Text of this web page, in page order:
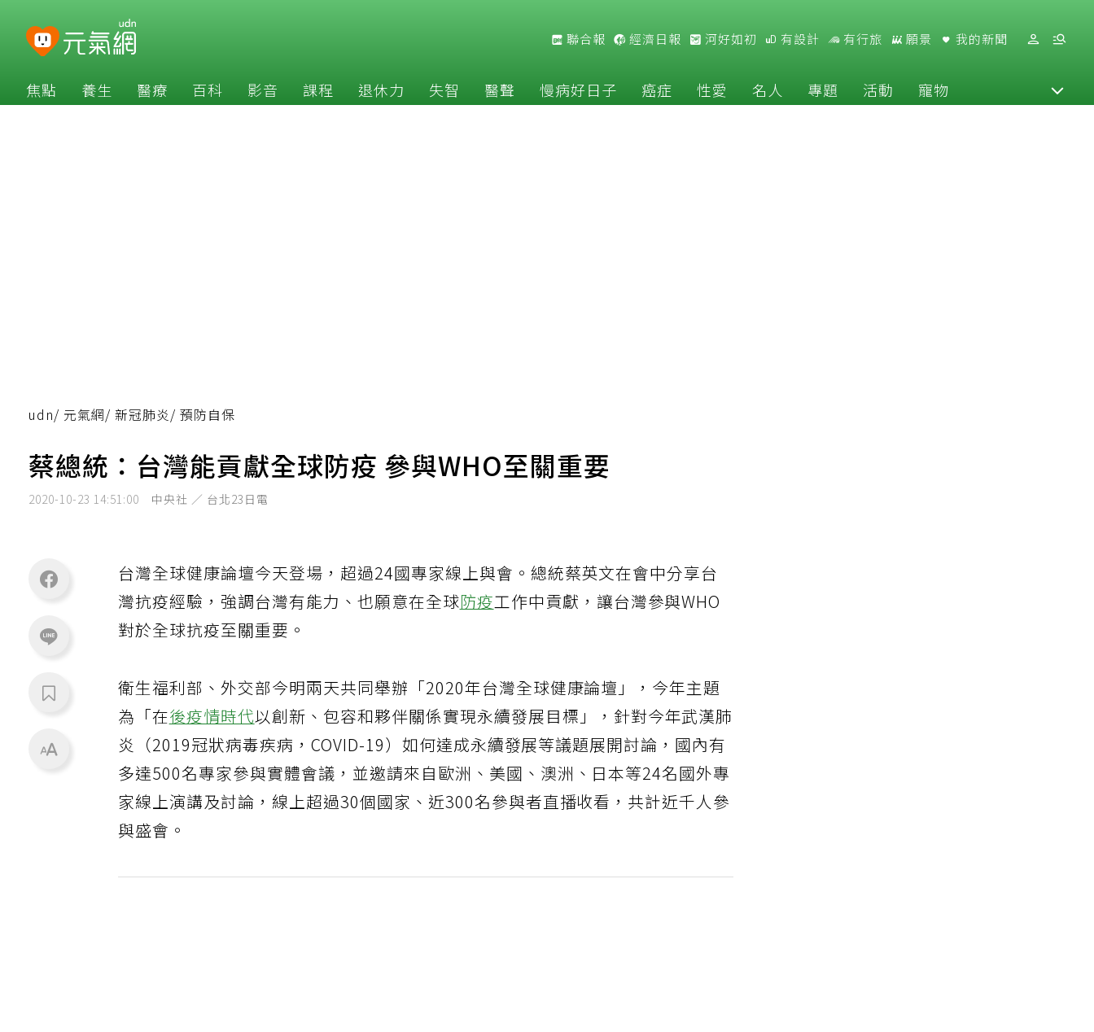
聯合報 經濟日報 河好如初 有設計 有行旅 願景 我的新聞
焦點 養生 醫療 百科 影音 課程 退休力 失智 醫聲 慢病好日子 癌症 性愛 名人 專題 活動 寵物
udn/ 元氣網/ 新冠肺炎/ 預防自保
蔡總統：台灣能貢獻全球防疫 參與WHO至關重要
2020-10-23 14:51:00 中央社 ／ 台北23日電
台灣全球健康論壇今天登場，超過24國專家線上與會。總統蔡英文在會中分享台
灣抗疫經驗，強調台灣有能力、也願意在全球防疫工作中貢獻，讓台灣參與WHO
對於全球抗疫至關重要。
衛生福利部、外交部今明兩天共同舉辦「2020年台灣全球健康論壇」，今年主題
為「在後疫情時代以創新、包容和夥伴關係實現永續發展目標」，針對今年武漢肺
炎（2019冠狀病毒疾病，COVID-19）如何達成永續發展等議題展開討論，國內有
多達500名專家參與實體會議，並邀請來自歐洲、美國、澳洲、日本等24名國外專
家線上演講及討論，線上超過30個國家、近300名參與者直播收看，共計近千人參
與盛會。